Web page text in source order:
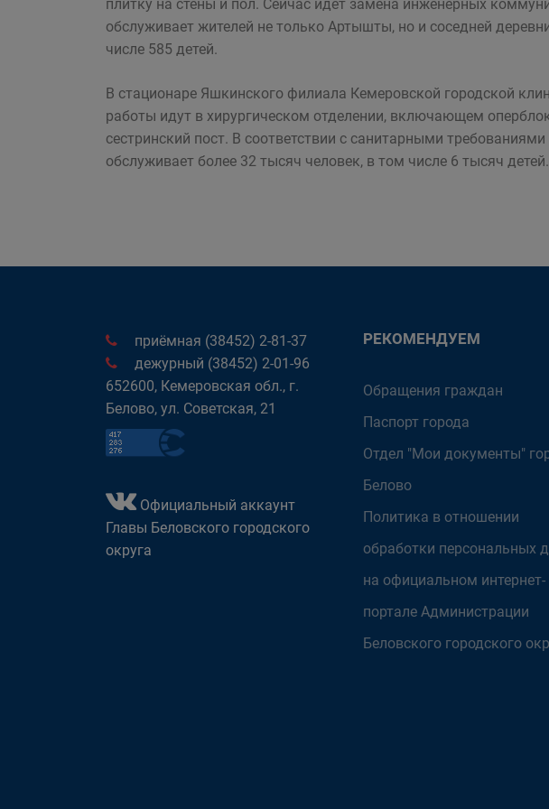
плитку на стены и пол. Сейчас идет замена инженерных
обслуживает жителей не только Артышты, но и соседней
числе 585 детей.
В стационаре Яшкинского филиала Кемеровской городской
работы идут в хирургическом отделении, включающем
сестринский пост. В соответствии с санитарными
обслуживает более 32 тысяч человек, в том числе 6 тысяч детей.
приёмная (38452) 2-81-37
дежурный (38452) 2-01-96
652600, Кемеровская обл., г.
Белово, ул. Советская, 21
Официальный аккаунт
Главы Беловского городского
округа
РЕКОМЕНДУЕМ
Обращения граждан
Паспорт города
Отдел "Мои документы"
Белово
Политика в отношении
обработки персональных
на официальном интернет-
портале Администрации
Беловского городского